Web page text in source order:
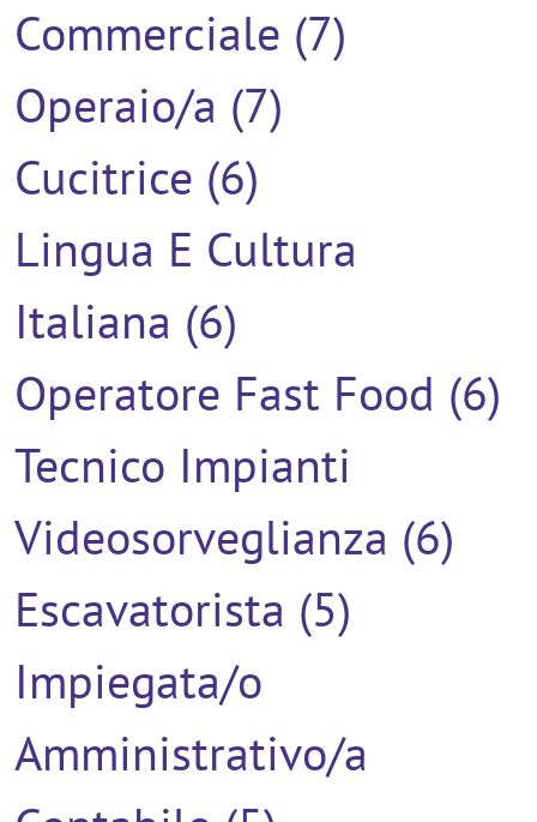
Commerciale (7)
Operaio/a (7)
Cucitrice (6)
Lingua E Cultura
Italiana (6)
Operatore Fast Food (6)
Tecnico Impianti
Videosorveglianza (6)
Escavatorista (5)
Impiegata/o
Amministrativo/a